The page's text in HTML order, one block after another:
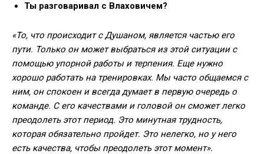
Ты разговаривал с Влаховичем?
«То, что происходит с Душаном, является частью его
пути. Только он может выбраться из этой ситуации с
помощью упорной работы и терпения. Еще нужно
хорошо работать на тренировках. Мы часто общаемся с
ним, он спокоен и всегда думает в первую очередь о
команде. С его качествами и головой он сможет легко
преодолеть этот период. Это минутная трудность,
которая обязательно пройдет. Это нелегко, но у него
есть качества, чтобы преодолеть этот момент».